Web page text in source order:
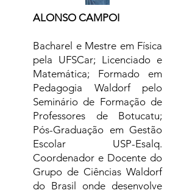
ALONSO CAMPOI
Bacharel e Mestre em Física
pela UFSCar; Licenciado e
Matemática; Formado em
Pedagogia Waldorf pelo
Seminário de Formação de
Professores de Botucatu;
Pós-Graduação em Gestão
Escolar USP-Esalq.
Coordenador e Docente do
Grupo de Ciências Waldorf
do Brasil onde desenvolve